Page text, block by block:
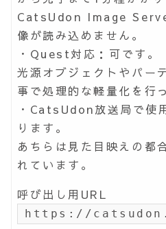
CatsUdon Image
像が読み込めません。
・Quest対応：可です。
光源オブジェクトやパー
事で処理的な軽量化を行
・CatsUdon放送局で使
ります。
あちらは見た目映えの都
れています。
呼び出し用URL
https://